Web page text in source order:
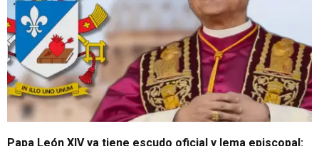
Papa León XIV ya tiene escudo oficial y lema episcopal: